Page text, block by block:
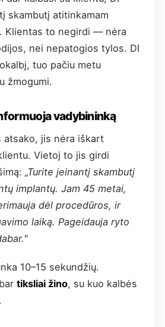
skambutį atitinkamam
Klientas to negirdi — nėra
nei nepatogios tylos. DI
tuo pačiu metu
žmogumi.
vadybininką
atsako, jis nėra iškart
Vietoj to jis girdi
„Turite įeinantį skambutį
implantų. Jam 45 metai,
dėl procedūros, ir
laiką. Pageidauja ryto
10–15 sekundžių.
tiksliai žino, su kuo kalbės